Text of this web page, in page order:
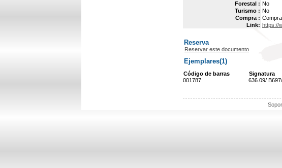
Forestal : No
Turismo : No
Compra : Compra
Link: https://
Reserva
Reservar este documento
Ejemplares(1)
Código de barras Signatura
001787
636.09/